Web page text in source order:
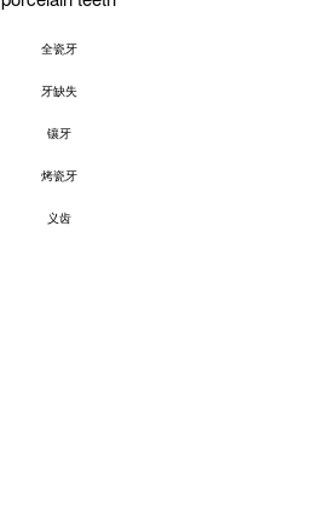
全瓷牙
牙缺失
镶牙
烤瓷牙
义齿